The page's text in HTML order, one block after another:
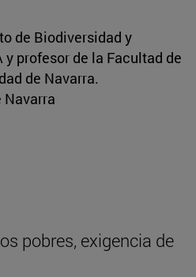
de Biodiversidad y
profesor de la Facultad de
de Navarra.
Navarra
pobres, exigencia de